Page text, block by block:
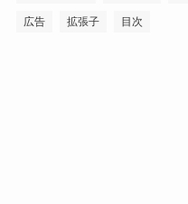
広告 拡張子 目次